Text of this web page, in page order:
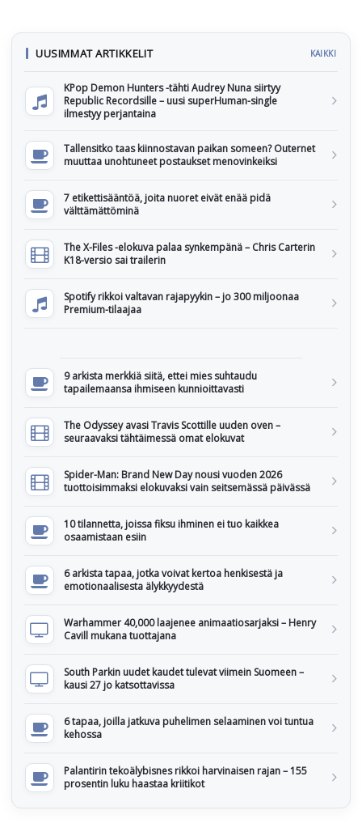
UUSIMMAT ARTIKKELIT KAIKKI
KPop Demon Hunters -tähti Audrey Nuna siirtyy
Republic Recordsille – uusi superHuman-single
ilmestyy perjantaina
Tallensitko taas kiinnostavan paikan someen? Outernet
muuttaa unohtuneet postaukset menovinkeiksi
7 etikettisääntöä, joita nuoret eivät enää pidä
välttämättöminä
The X-Files -elokuva palaa synkempänä – Chris Carterin
K18-versio sai trailerin
Spotify rikkoi valtavan rajapyykin – jo 300 miljoonaa
Premium-tilaajaa
9 arkista merkkiä siitä, ettei mies suhtaudu
tapailemaansa ihmiseen kunnioittavasti
The Odyssey avasi Travis Scottille uuden oven –
seuraavaksi tähtäimessä omat elokuvat
Spider-Man: Brand New Day nousi vuoden 2026
tuottoisimmaksi elokuvaksi vain seitsemässä päivässä
10 tilannetta, joissa fiksu ihminen ei tuo kaikkea
osaamistaan esiin
6 arkista tapaa, jotka voivat kertoa henkisestä ja
emotionaalisesta älykkyydestä
Warhammer 40,000 laajenee animaatiosarjaksi – Henry
Cavill mukana tuottajana
South Parkin uudet kaudet tulevat viimein Suomeen –
kausi 27 jo katsottavissa
6 tapaa, joilla jatkuva puhelimen selaaminen voi tuntua
kehossa
Palantirin tekoälybisnes rikkoi harvinaisen rajan – 155
prosentin luku haastaa kriitikot